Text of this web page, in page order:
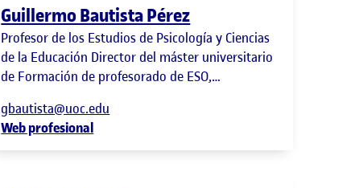
Guillermo Bautista Pérez
Profesor de los Estudios de Psicología y Ciencias
de la Educación Director del máster universitario
de Formación de profesorado de ESO,
gbautista@uoc.edu
Web profesional